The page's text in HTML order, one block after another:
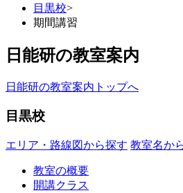
目黒校>
期間講習
日能研の教室案内
日能研の教室案内トップへ
目黒校
エリア・路線図から探す 教室名か
教室の概要
開講クラス